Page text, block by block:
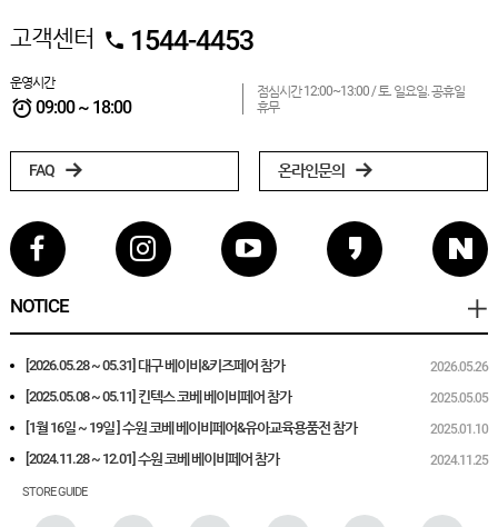
고객센터 1544-4453
운영시간
09:00 ~ 18:00
점심시간 12:00~13:00 /토. 일요일. 공휴일
휴무
FAQ 온라인문의
NOTICE
[2026.05.28 ~ 05.31] 대구 베이비&키즈페어 참가 2026.05.26
[2025.05.08 ~ 05.11] 킨텍스 코베 베이비페어 참가 2025.05.05
[1월 16일 ~ 19일 ] 수원 코베 베이비페어&유아교육용품전 참가 2025.01.10
[2024.11.28 ~ 12.01] 수원 코베 베이비페어 참가
2024.11.25
STORE GUIDE